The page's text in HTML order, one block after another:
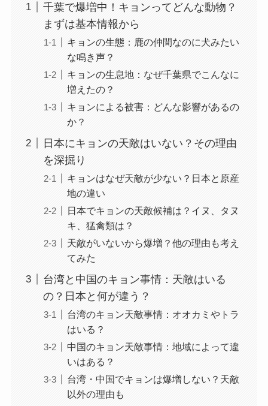
千葉で爆増中！キョンってどんな動物？
まずは基本情報から
キョンの生態：鹿の仲間なのに犬みたい
な鳴き声？
キョンの生息地：なぜ千葉県でこんなに
増えたの？
キョンによる被害：どんな影響があるの
か？
日本にキョンの天敵はいない？その理由
を深掘り
キョンはなぜ天敵が少ない？日本と原産
地の違い
日本でキョンの天敵候補は？イヌ、タヌ
キ、猛禽類は？
天敵がいないから爆増？他の理由も考え
てみた
台湾と中国のキョン事情：天敵はいる
の？日本と何が違う？
台湾のキョン天敵事情：オオカミやトラ
はいる？
中国のキョン天敵事情：地域によって違
いはある？
台湾・中国でキョンは爆増しない？天敵
以外の理由も